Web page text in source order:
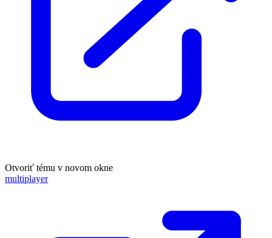
Otvoriť tému v novom okne
multiplayer